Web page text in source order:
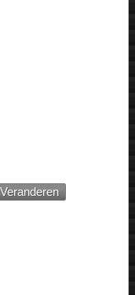
Veranderen